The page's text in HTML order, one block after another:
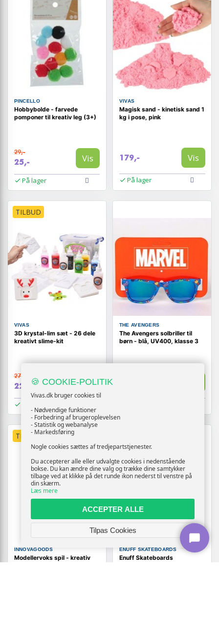
PINCELLO
Hobbybolde - farvede
pomponer til kreativ leg (3+)
29,-
25,- Vis
På lager
VIVAS
Magisk sand - kinetisk sand 1
kg i pose, pink
179,- Vis
På lager
TILBUD
VIVAS
3D krystal-lim sæt - 26 dele
kreativt slime-kit
279,-
229,- Vis
THE AVENGERS
The Avengers solbriller til
børn - blå, UV400, klasse 3
TILBUD
INNOVAGOODS
Modellervoks spil - kreativ
ENUFF SKATEBOARDS
Enuff Skateboards
🍪 COOKIE-POLITIK
Vivas.dk bruger cookies til
- Nødvendige funktioner
- Forbedring af brugeroplevelsen
- Statistik og webanalyse
- Markedsføring
Nogle cookies sættes af tredjepartstjenester.
Du accepterer alle eller udvalgte cookies i nedenstående
bokse. Du kan ændre dine valg og trække dine samtykker
tilbage ved at klikke på det runde ikon nederst til venstre på
din skærm.
Læs mere
ACCEPTER ALLE
Tilpas Cookies